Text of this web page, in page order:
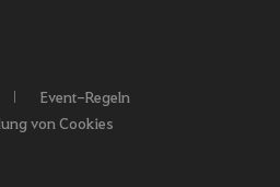
Event-Regeln
von Cookies